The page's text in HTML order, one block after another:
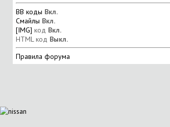
BB коды Вкл.
Смайлы Вкл.
[IMG] код Вкл.
HTML код Выкл.
Правила форума